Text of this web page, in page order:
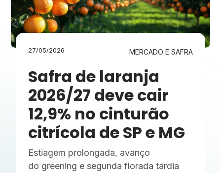
27/05/2026 MERCADO E SAFRA
Safra de laranja
2026/27 deve cair
12,9% no cinturão
citrícola de SP e MG
Estiagem prolongada, avanço
do greening e segunda florada tardia